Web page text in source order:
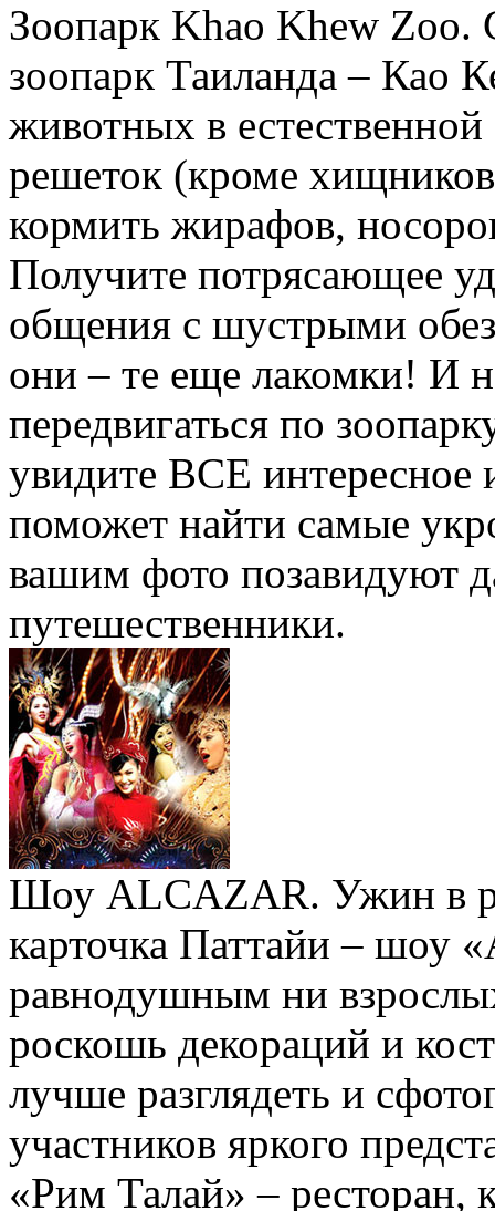
Зоопарк Khao Khew
зоопарк Таиланда – Као
животных в естественной
решеток (кроме
кормить жирафов,
Получите потрясающее
общения с шустрыми
они – те еще лакомки! И
передвигаться по
увидите ВСЕ интересное
поможет найти самые
вашим фото позавидуют
путешественники.
Шоу ALCAZAR. Ужин в
карточка Паттайи – шоу
равнодушным ни
роскошь декораций и
лучше разглядеть и
участников яркого
«Рим Талай» – ресторан,